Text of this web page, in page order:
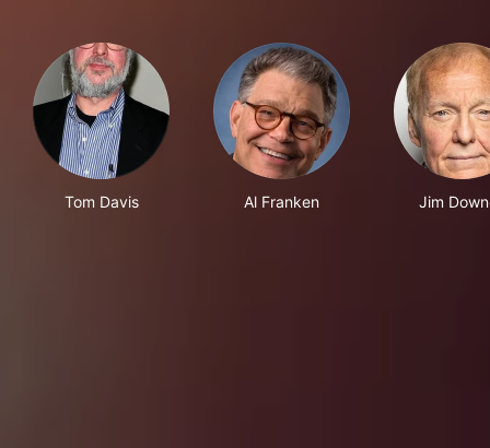
Tom Davis Al Franken Jim